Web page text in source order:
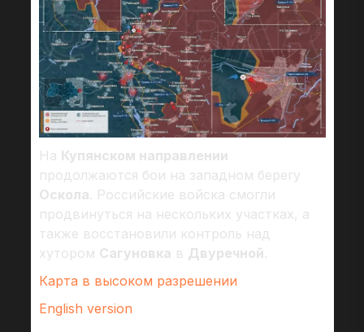
На Купянском направлении
продолжаются бои на западном берегу
Оскола. Российские войска смогли
продвинуться на нескольких участках, а
также восстановили контроль над
хутором Сагуновка в Двуречной.
Карта в высоком разрешении
English version